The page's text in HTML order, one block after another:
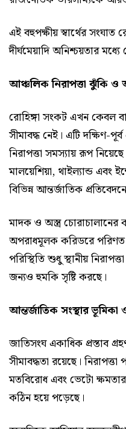
এই বহুপক্ষীয় স্বার্থের সংঘাত
দীর্ঘমেয়াদি অনিশ্চয়তার
আঞ্চলিক নিরাপত্তা ঝুঁকি ও
রোহিঙ্গা সংকট এখন কেবল
সীমাবদ্ধ নেই। এটি দক্ষিণ-
নিরাপত্তা সমস্যায় রূপ
মালয়েশিয়া, থাইল্যান্ড এবং
বিভিন্ন আন্তর্জাতিক
মাদক ও অস্ত্র চোরাচালানের
অপরাধমূলক করিডরে
পরিস্থিতি শুধু স্থানীয়
জন্যও হুমকি সৃষ্টি করছে।
আন্তর্জাতিক সংস্থার ভূমিকা
জাতিসংঘ একাধিক প্রস্তাব
সীমাবদ্ধতা রয়েছে।
মতবিরোধ এবং ভেটো
কঠিন হয়ে পড়েছে।